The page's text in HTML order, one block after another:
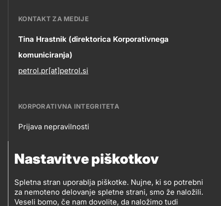
Nastavitve piškotkov
Spletna stran uporablja piškotke. Nujne, ki so potrebni
za nemoteno delovanje spletne strani, smo že naložili.
Veseli bomo, če nam dovolite, da naložimo tudi
KONTAKT ZA MEDIJE
Tina Hrastnik (direktorica Korporativnega
komuniciranja)
petrol.pr[at]petrol.si
KORPORATIVNA INTEGRITETA
integriteta
Prijava nepravilnosti
SLEDITE NAM
Prodajna mesta